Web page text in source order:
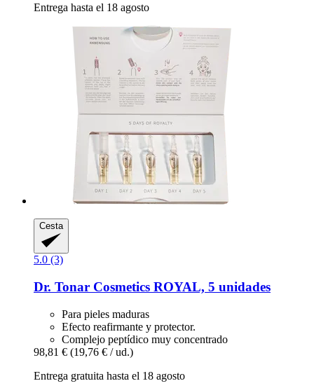
Entrega hasta el 18 agosto
Cesta
5.0 (3)
Dr. Tonar Cosmetics ROYAL, 5 unidades
Para pieles maduras
Efecto reafirmante y protector.
Complejo peptídico muy concentrado
98,81 € (19,76 € / ud.)
Entrega gratuita hasta el 18 agosto